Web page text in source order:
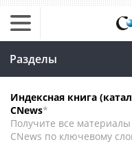
Разделы
Индексная книга
CNews*
Получите все материалы
CNews по ключевому